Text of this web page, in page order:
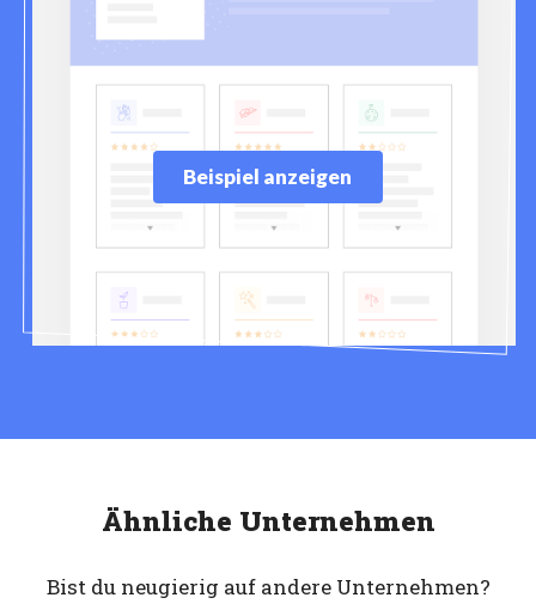
Beispiel anzeigen
Ähnliche Unternehmen
Bist du neugierig auf andere Unternehmen?